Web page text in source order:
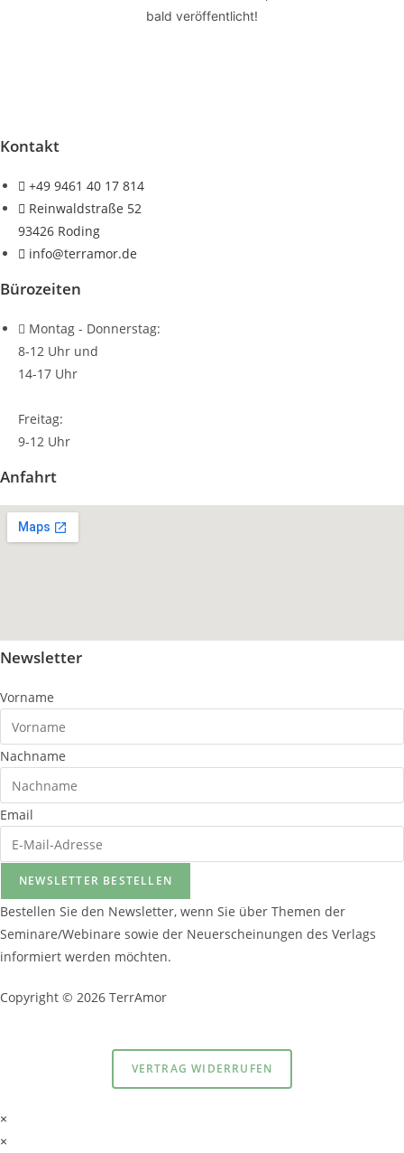
bald veröffentlicht!
Kontakt
+49 9461 40 17 814
Reinwaldstraße 52
93426 Roding
info@terramor.de
Bürozeiten
Montag - Donnerstag:
8-12 Uhr und
14-17 Uhr
Freitag:
9-12 Uhr
Anfahrt
Newsletter
Vorname
Nachname
Email
NEWSLETTER BESTELLEN
Bestellen Sie den Newsletter, wenn Sie über Themen der
Seminare/Webinare sowie der Neuerscheinungen des Verlags
informiert werden möchten.
Copyright © 2026 TerrAmor
VERTRAG WIDERRUFEN
×
×